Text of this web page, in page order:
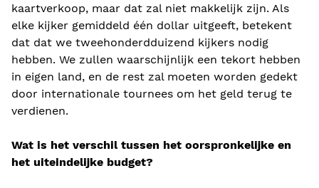
kaartverkoop, maar dat zal niet makkelijk zijn. Als
elke kijker gemiddeld één dollar uitgeeft, betekent
dat dat we tweehonderdduizend kijkers nodig
hebben. We zullen waarschijnlijk een tekort hebben
in eigen land, en de rest zal moeten worden gedekt
door internationale tournees om het geld terug te
verdienen.
Wat is het verschil tussen het oorspronkelijke en
het uiteindelijke budget?